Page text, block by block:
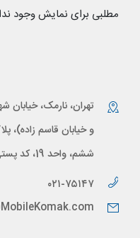
مطلبی برای نمایش وجود
تهران، نارمک، خیابان
ششم، واحد 19، کد پستی: 1646668634
۰۲۱-۷۵۱۴۷